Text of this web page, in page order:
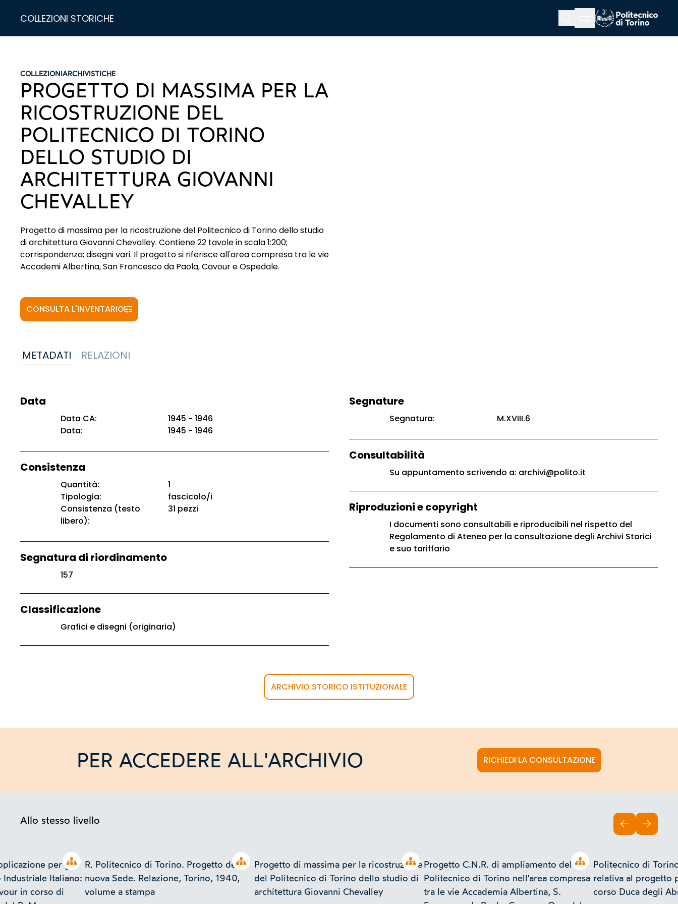
COLLEZIONI STORICHE
Menu button
COLLEZIONIARCHIVISTICHE
PROGETTO DI MASSIMA PER LA
RICOSTRUZIONE DEL
POLITECNICO DI TORINO
DELLO STUDIO DI
ARCHITETTURA GIOVANNI
CHEVALLEY
Progetto di massima per la ricostruzione del Politecnico di Torino dello studio
di architettura Giovanni Chevalley. Contiene 22 tavole in scala 1:200;
corrispondenza; disegni vari. Il progetto si riferisce all'area compresa tra le vie
Accademi Albertina, San Francesco da Paola, Cavour e Ospedale.
CONSULTA L'INVENTARIO
METADATI RELAZIONI
Data
Data CA:
1945 - 1946
Data:
1945 - 1946
Consistenza
Quantità:
1
Tipologia:
fascicolo/i
Consistenza (testo
libero):
31 pezzi
Segnatura di riordinamento
157
Classificazione
Grafici e disegni (originaria)
Segnature
Segnatura: M.XVIII.6
Consultabilità
Su appuntamento scrivendo a: archivi@polito.it
Riproduzioni e copyright
I documenti sono consultabili e riproducibili nel rispetto del
Regolamento di Ateneo per la consultazione degli Archivi Storici
e suo tariffario
ARCHIVIO STORICO ISTITUZIONALE
PER ACCEDERE ALL'ARCHIVIO RICHIEDI LA CONSULTAZIONE
Allo stesso livello
Open tree
per gli
Industriale Italiano:
in corso di
Open tree
R. Politecnico di Torino. Progetto della
nuova Sede. Relazione, Torino, 1940,
volume a stampa
Open tree
Progetto di massima per la ricostruzione
del Politecnico di Torino dello studio di
architettura Giovanni Chevalley
Open tree
Progetto C.N.R. di ampliamento del
Politecnico di Torino nell'area compresa
tra le vie Accademia Albertina, S.
Politecnico di
relativa al progetto
corso Duca degli
INDIETROAVANTI